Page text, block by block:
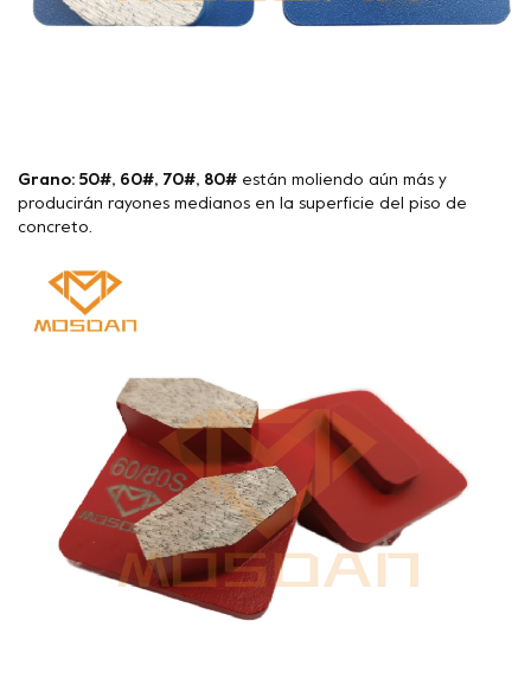
Grano: 50#, 60#, 70#, 80# están moliendo aún más y
producirán rayones medianos en la superficie del piso de
concreto.